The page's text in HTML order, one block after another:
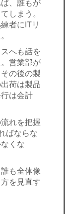
、誰もが
しまう。
者にITリ
へも話を
営業部が
の後の製
荷は製品
は会計
れを把握
ばならな
くな
も全体像
を見直す